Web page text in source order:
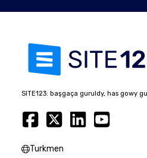
SITE123: başgaça guruldy, has gowy
Turkmen